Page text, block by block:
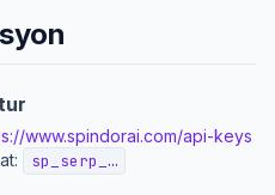
www.spindorai.com/api-keys
sp_serp_…